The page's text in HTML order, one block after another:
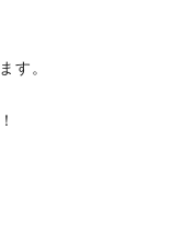
す。